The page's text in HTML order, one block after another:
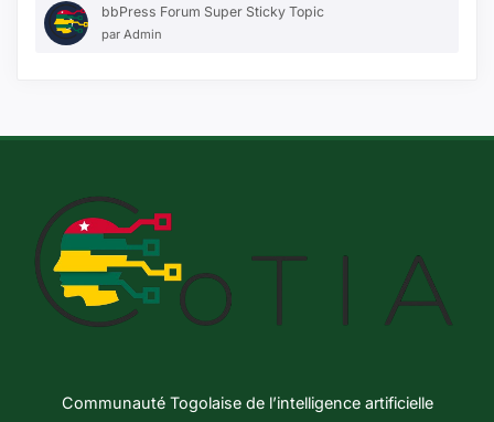
bbPress Forum Super Sticky Topic
par Admin
Communauté Togolaise de l’intelligence artificielle